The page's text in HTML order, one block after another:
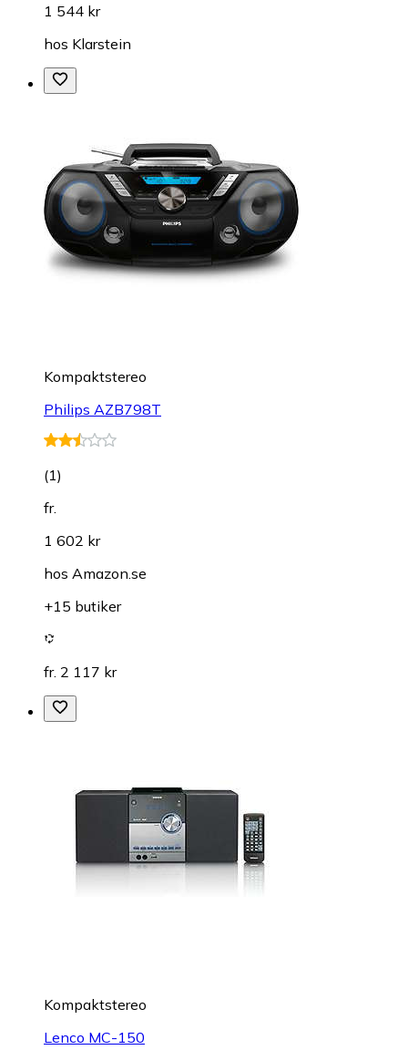
1 544 kr
hos Klarstein
Kompaktstereo
Philips AZB798T
(1)
fr.
1 602 kr
hos Amazon.se
+15 butiker
fr. 2 117 kr
Kompaktstereo
Lenco MC-150